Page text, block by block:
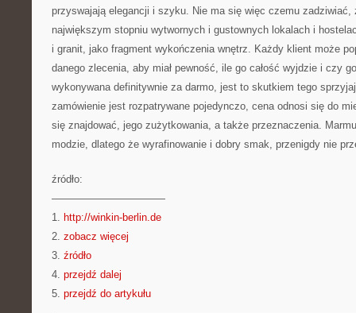
przyswajają elegancji i szyku. Nie ma się więc czemu
największym stopniu wytwornych i gustownych lokalach i
i granit, jako fragment wykończenia wnętrz. Każdy klient może
danego zlecenia, aby miał pewność, ile go całość wyjdzie i czy
wykonywana definitywnie za darmo, jest to skutkiem tego
zamówienie jest rozpatrywane pojedynczo, cena odnosi się do
się znajdować, jego zużytkowania, a także przeznaczenia.
modzie, dlatego że wyrafinowanie i dobry smak, przenigdy nie
źródło:
———————————
1. http://winkin-berlin.de
2. zobacz więcej
3. źródło
4. przejdź dalej
5. przejdź do artykułu